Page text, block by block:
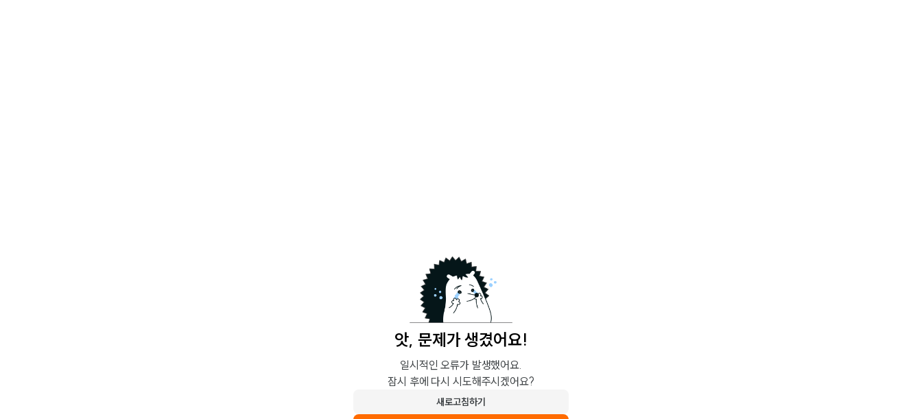
앗, 문제가 생겼어요!
일시적인 오류가 발생했어요.
잠시 후에 다시 시도해주시겠어요?
새로고침하기